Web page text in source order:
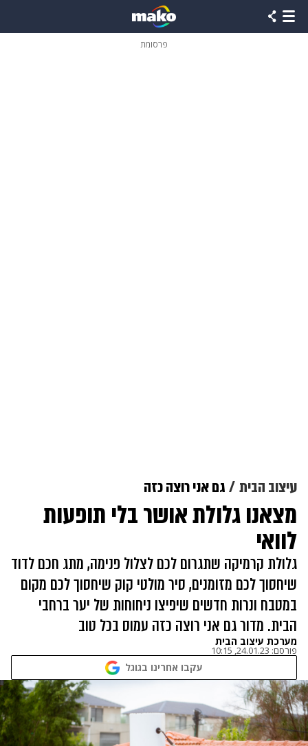
פרסומת
עיצוב הבית גם אני רוצה כזה
מצאנו גלולת אושר בלי תופעות
לוואי
גלולת קרמיקה שתגרום לכם לצלול פנימה, מתג חכם לדוד
שיחסוך לכם מזומנים, סיר מולטי קוק שיחסוך לכם מקום
במטבח ונרות חדשים שיפיצו ניחוחות של יער ברחבי
הבית. מדור גם אני רוצה כזה עמוס בכל טוב
מערכת עיצוב הבית
פורסם: 24.01.23, 10:15
עקבו אחרינו בגוגל